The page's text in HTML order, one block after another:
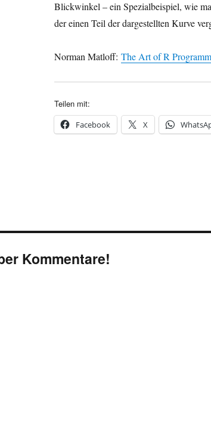
Blickwinkel – ein Spezialbeispiel, wie
der einen Teil der dargestellten Kurve
Norman Matloff: The Art of R
Teilen mit:
Facebook X
Kommentare!